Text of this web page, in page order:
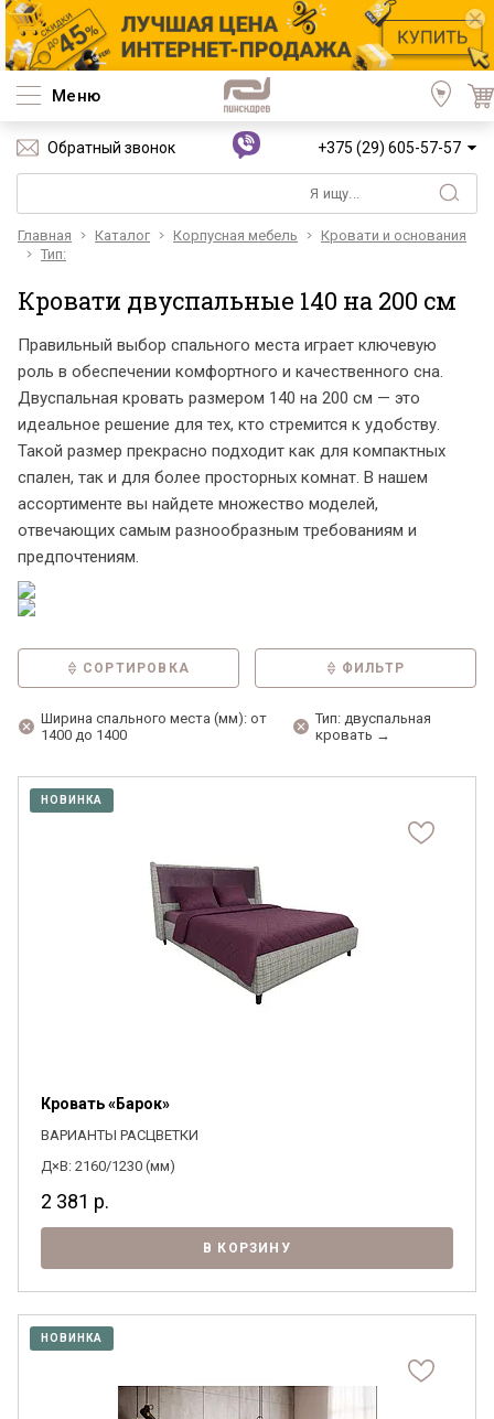
Меню
Обратный звонок +375 (29) 605-57-57
Главная Каталог Корпусная мебель
Кровати и основания
Тип:
Кровати двуспальные 140 на 200 см
Правильный выбор спального места играет ключевую
роль в обеспечении комфортного и качественного сна.
Двуспальная кровать размером 140 на 200 см — это
идеальное решение для тех, кто стремится к удобству.
Такой размер прекрасно подходит как для компактных
спален, так и для более просторных комнат. В нашем
ассортименте вы найдете множество моделей,
отвечающих самым разнообразным требованиям и
предпочтениям.
СОРТИРОВКА ФИЛЬТР
Ширина спального места (мм): от
1400 до 1400
Тип: двуспальная
кровать →
НОВИНКА
Кровать «Барок»
ВАРИАНТЫ РАСЦВЕТКИ
Д×В: 2160/1230 (мм)
2 381 р.
В КОРЗИНУ
НОВИНКА